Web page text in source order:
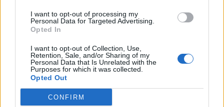
I want to opt-out of processing my
Personal Data for Targeted Advertising.
Opted In
I want to opt-out of Collection, Use,
Retention, Sale, and/or Sharing of my
Personal Data that Is Unrelated with the
Purposes for which it was collected.
Opted Out
CONFIRM